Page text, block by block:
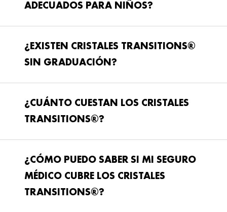
ADECUADOS PARA NIÑOS?
¿EXISTEN CRISTALES TRANSITIONS®
SIN GRADUACIÓN?
¿CUÁNTO CUESTAN LOS CRISTALES
TRANSITIONS®?
¿CÓMO PUEDO SABER SI MI SEGURO
MÉDICO CUBRE LOS CRISTALES
TRANSITIONS®?